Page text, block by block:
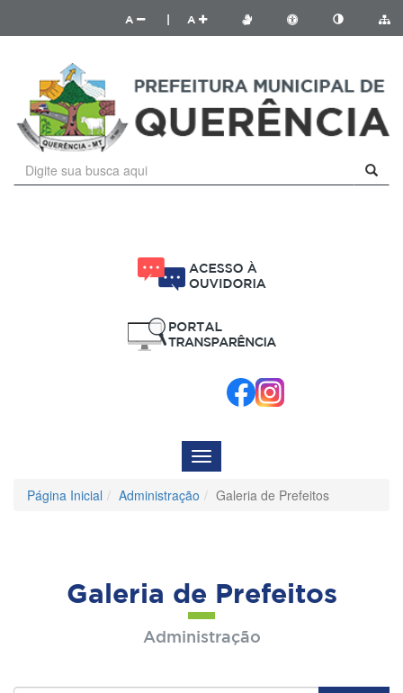
A A
Menu
de
Navegação
Página Inicial Administração Galeria de Prefeitos
Galeria de Prefeitos
Administração